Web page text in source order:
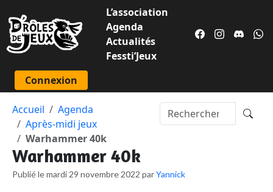
L’association
Agenda
Actualités
Fessti’Jeux
Connexion
Accueil
Agenda
Après-midi jeux
Warhammer 40k
Warhammer 40k
Publié le mardi 29 novembre 2022 parYannick